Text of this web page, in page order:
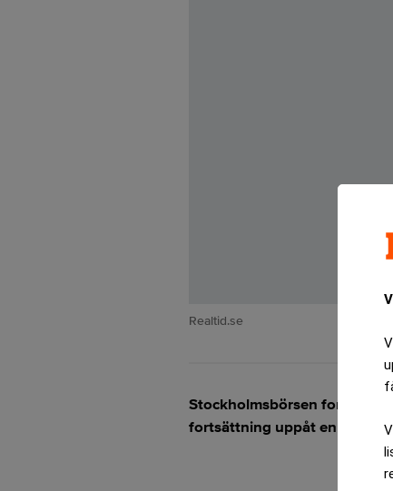
Realtid.se
Stockholmsbörsen fortsätter
fortsättning uppåt en bit in i